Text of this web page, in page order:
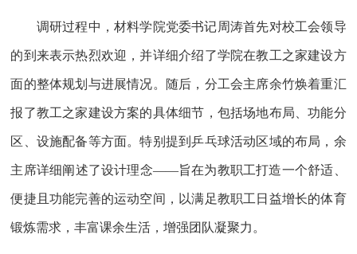
调研过程中，材料学院党委书记周涛首先对校工会领导
的到来表示热烈欢迎，并详细介绍了学院在教工之家建设方
面的整体规划与进展情况。随后，分工会主席余竹焕着重汇
报了教工之家建设方案的具体细节，包括场地布局、功能分
区、设施配备等方面。特别提到乒乓球活动区域的布局，余
主席详细阐述了设计理念——旨在为教职工打造一个舒适、
便捷且功能完善的运动空间，以满足教职工日益增长的体育
锻炼需求，丰富课余生活，增强团队凝聚力。